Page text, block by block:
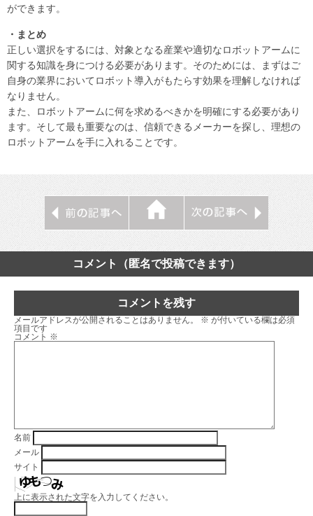
ができます。
・まとめ
正しい選択をするには、対象となる産業や適切なロボットアームに
関する知識を身につける必要があります。そのためには、まずはご
自身の業界においてロボット導入がもたらす効果を理解しなければ
なりません。
また、ロボットアームに何を求めるべきかを明確にする必要があり
ます。そして最も重要なのは、信頼できるメーカーを探し、理想の
ロボットアームを手に入れることです。
コメント（匿名で投稿できます）
コメントを残す
メールアドレスが公開されることはありません。 ※ が付いている欄は必須
項目です
コメント ※
名前
メール
サイト
上に表示された文字を入力してください。